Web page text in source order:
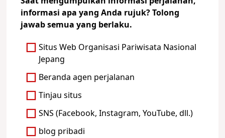
informasi apa yang Anda rujuk? Tolong
jawab semua yang berlaku.
Situs Web Organisasi Pariwisata Nasional
Jepang
Beranda agen perjalanan
Tinjau situs
SNS (Facebook, Instagram, YouTube, dll.)
blog pribadi